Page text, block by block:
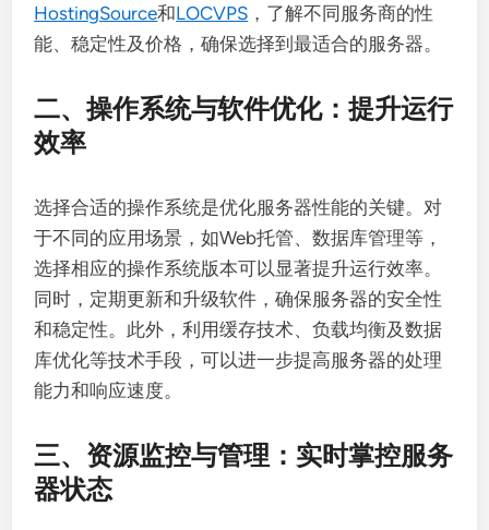
HostingSource和LOCVPS ，了解不同服务商的性
能、稳定性及价格，确保选择到最适合的服务器。
二、操作系统与软件优化：提升运行
效率
选择合适的操作系统是优化服务器性能的关键。对
于不同的应用场景，如Web托管、数据库管理等，
选择相应的操作系统版本可以显著提升运行效率。
同时，定期更新和升级软件，确保服务器的安全性
和稳定性。此外，利用缓存技术、负载均衡及数据
库优化等技术手段，可以进一步提高服务器的处理
能力和响应速度。
三、资源监控与管理：实时掌控服务
器状态